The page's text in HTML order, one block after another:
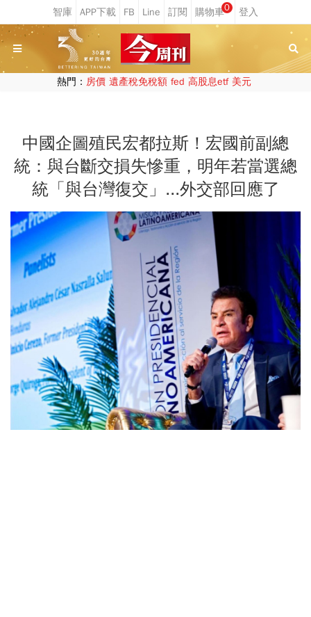
0
熱門： 房價 遺產稅免稅額 fed 高股息etf 美元
中國企圖殖民宏都拉斯！宏國前副總
統：與台斷交損失慘重，明年若當選總
統「與台灣復交」...外交部回應了